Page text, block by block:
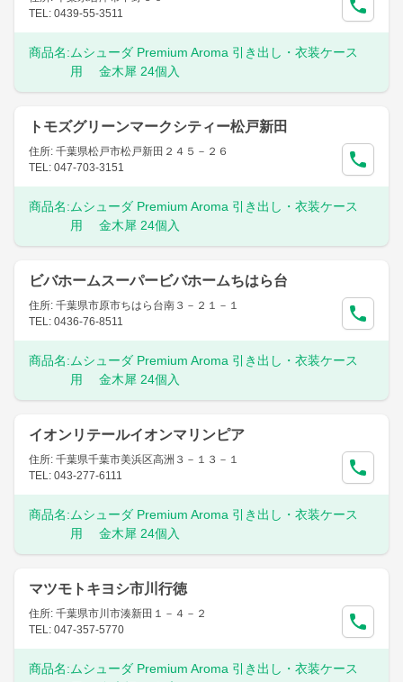
TEL: 0439-55-3511
商品名: ムシューダ Premium Aroma 引き出し・衣装ケース
用 金木犀 24個入
トモズグリーンマークシティー松戸新田
住所: 千葉県松戸市松戸新田２４５－２６
TEL: 047-703-3151
商品名: ムシューダ Premium Aroma 引き出し・衣装ケース
用 金木犀 24個入
ビバホームスーパービバホームちはら台
住所: 千葉県市原市ちはら台南３－２１－１
TEL: 0436-76-8511
商品名: ムシューダ Premium Aroma 引き出し・衣装ケース
用 金木犀 24個入
イオンリテールイオンマリンピア
住所: 千葉県千葉市美浜区高洲３－１３－１
TEL: 043-277-6111
商品名: ムシューダ Premium Aroma 引き出し・衣装ケース
用 金木犀 24個入
マツモトキヨシ市川行徳
住所: 千葉県市川市湊新田１－４－２
TEL: 047-357-5770
商品名: ムシューダ Premium Aroma 引き出し・衣装ケース